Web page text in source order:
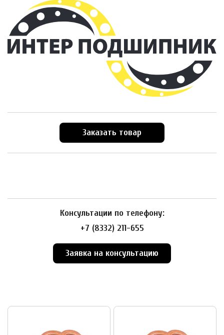
Заказать товар
Консультации по телефону:
+7 (8332) 211-655
Заявка на консультацию